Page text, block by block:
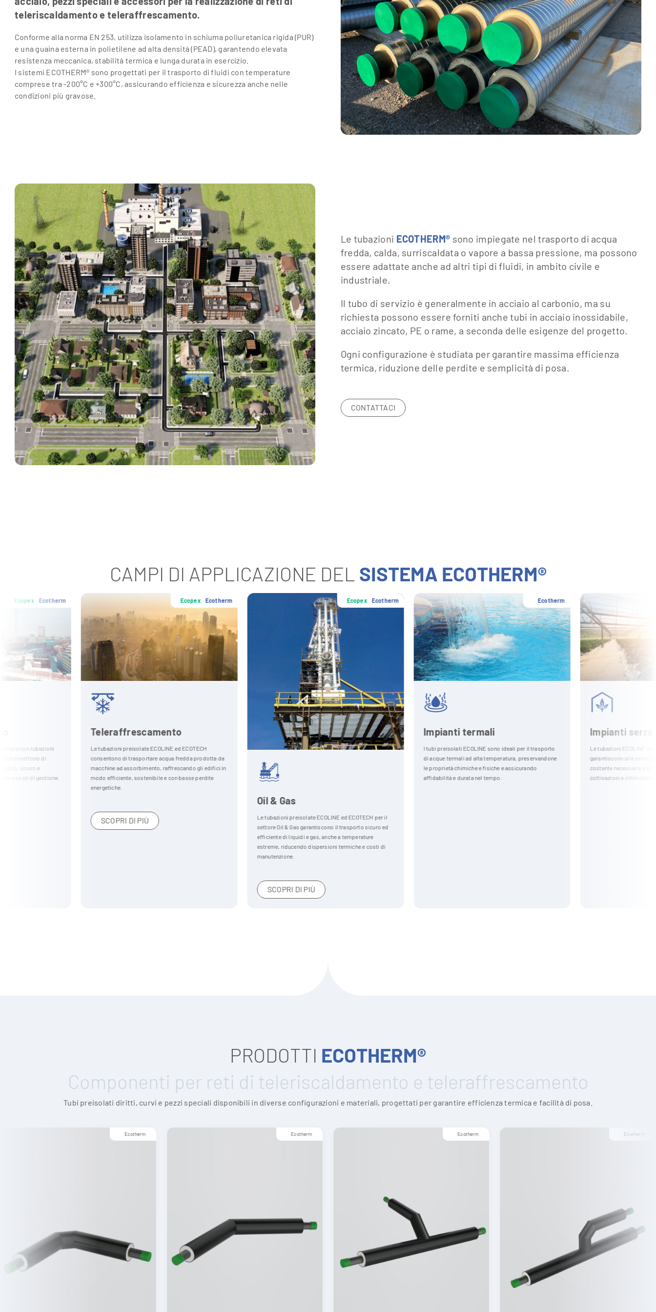
teleriscaldamento e teleraffrescamento.
Conforme alla norma EN 253, utilizza isolamento in schiuma poliuretanica rigida (PUR)
e una guaina esterna in polietilene ad alta densità (PEAD), garantendo elevata
resistenza meccanica, stabilità termica e lunga durata in esercizio.
I sistemi ECOTHERM® sono progettati per il trasporto di fluidi con temperature
comprese tra -200°C e +300°C, assicurando efficienza e sicurezza anche nelle
condizioni più gravose.
Le tubazioni ECOTHERM® sono impiegate nel trasporto di acqua
fredda, calda, surriscaldata o vapore a bassa pressione, ma possono
essere adattate anche ad altri tipi di fluidi, in ambito civile e
industriale.
Il tubo di servizio è generalmente in acciaio al carbonio, ma su
richiesta possono essere forniti anche tubi in acciaio inossidabile,
acciaio zincato, PE o rame, a seconda delle esigenze del progetto.
Ogni configurazione è studiata per garantire massima efficienza
termica, riduzione delle perdite e semplicità di posa.
CONTATTACI
CAMPI DI APPLICAZIONE DEL SISTEMA ECOTHERM®
Teleraffrescamento
Le tubazioni preisolate ECOLINE ed ECOTECH
consentono di trasportare acqua fredda prodotta da
macchine ad assorbimento, raffrescando gli edifici in
modo efficiente, sostenibile e con basse perdite
Ecotherm
Le tubazioni preisolate ECOLINE ed ECOTECH per il
settore Oil & Gas garantiscono il trasporto sicuro ed
efficiente di liquidi e gas, anche a temperature
estreme, riducendo dispersioni termiche e costi di
Ecotherm
Impianti termali
I tubi preisolati ECOLINE sono ideali per il trasporto
di acque termali ad alta temperatura, preservandone
le proprietà chimiche e fisiche e assicurando
Le tubazioni ECOLINE ad alta efficienza energetica
garantiscono alle serre agricole la temperatura
costante necessaria per favorire la crescita delle
coltivazioni e ottimizzare i consumi.
PRODOTTI ECOTHERM®
Componenti per reti di teleriscaldamento e teleraffrescamento
Tubi preisolati diritti, curvi e pezzi speciali disponibili in diverse configurazioni e materiali, progettati per garantire efficienza termica e facilità di posa.
Ecotherm Ecotherm Ecotherm Ecotherm